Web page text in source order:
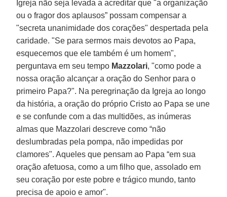
Igreja não seja levada a acreditar que "a organização
ou o fragor dos aplausos” possam compensar a
"secreta unanimidade dos corações" despertada pela
caridade. "Se para sermos mais devotos ao Papa,
esquecemos que ele também é um homem",
perguntava em seu tempo Mazzolari, "como pode a
nossa oração alcançar a oração do Senhor para o
primeiro Papa?". Na peregrinação da Igreja ao longo
da história, a oração do próprio Cristo ao Papa se une
e se confunde com a das multidões, as inúmeras
almas que Mazzolari descreve como “não
deslumbradas pela pompa, não impedidas por
clamores". Aqueles que pensam ao Papa “em sua
oração afetuosa, como a um filho que, assolado em
seu coração por este pobre e trágico mundo, tanto
precisa de apoio e amor".